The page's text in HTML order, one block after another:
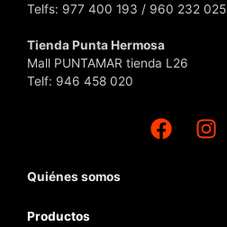
Telfs: 977 400 193 / 960 232 025
Tienda Punta Hermosa
Mall PUNTAMAR tienda L26
Telf: 946 458 020
Quiénes somos
Productos